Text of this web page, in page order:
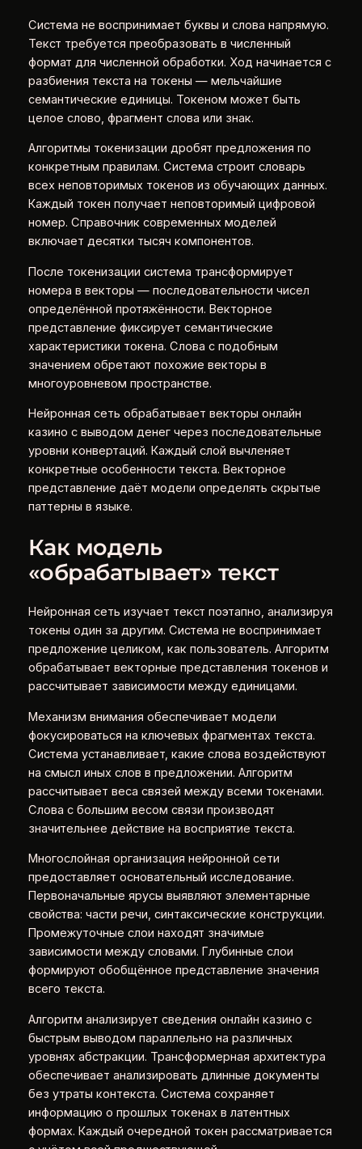
Система не воспринимает буквы и слова напрямую.
Текст требуется преобразовать в численный
формат для численной обработки. Ход начинается с
разбиения текста на токены — мельчайшие
семантические единицы. Токеном может быть
целое слово, фрагмент слова или знак.
Алгоритмы токенизации дробят предложения по
конкретным правилам. Система строит словарь
всех неповторимых токенов из обучающих данных.
Каждый токен получает неповторимый цифровой
номер. Справочник современных моделей
включает десятки тысяч компонентов.
После токенизации система трансформирует
номера в векторы — последовательности чисел
определённой протяжённости. Векторное
представление фиксирует семантические
характеристики токена. Слова с подобным
значением обретают похожие векторы в
многоуровневом пространстве.
Нейронная сеть обрабатывает векторы онлайн
казино с выводом денег через последовательные
уровни конвертаций. Каждый слой вычленяет
конкретные особенности текста. Векторное
представление даёт модели определять скрытые
паттерны в языке.
Как модель
«обрабатывает» текст
Нейронная сеть изучает текст поэтапно, анализируя
токены один за другим. Система не воспринимает
предложение целиком, как пользователь. Алгоритм
обрабатывает векторные представления токенов и
рассчитывает зависимости между единицами.
Механизм внимания обеспечивает модели
фокусироваться на ключевых фрагментах текста.
Система устанавливает, какие слова воздействуют
на смысл иных слов в предложении. Алгоритм
рассчитывает веса связей между всеми токенами.
Слова с большим весом связи производят
значительнее действие на восприятие текста.
Многослойная организация нейронной сети
предоставляет основательный исследование.
Первоначальные ярусы выявляют элементарные
свойства: части речи, синтаксические конструкции.
Промежуточные слои находят значимые
зависимости между словами. Глубинные слои
формируют обобщённое представление значения
всего текста.
Алгоритм анализирует сведения онлайн казино с
быстрым выводом параллельно на различных
уровнях абстракции. Трансформерная архитектура
обеспечивает анализировать длинные документы
без утраты контекста. Система сохраняет
информацию о прошлых токенах в латентных
формах. Каждый очередной токен рассматривается